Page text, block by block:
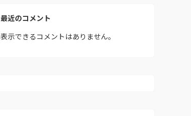
最近のコメント
表示できるコメントはありません。